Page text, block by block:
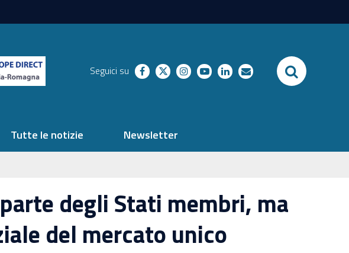
Seguici su facebooktwitterinstagram
youtubelinkedinrichieste SEARCH
Tutte le notizie Newsletter
degli Stati membri, ma
del mercato unico